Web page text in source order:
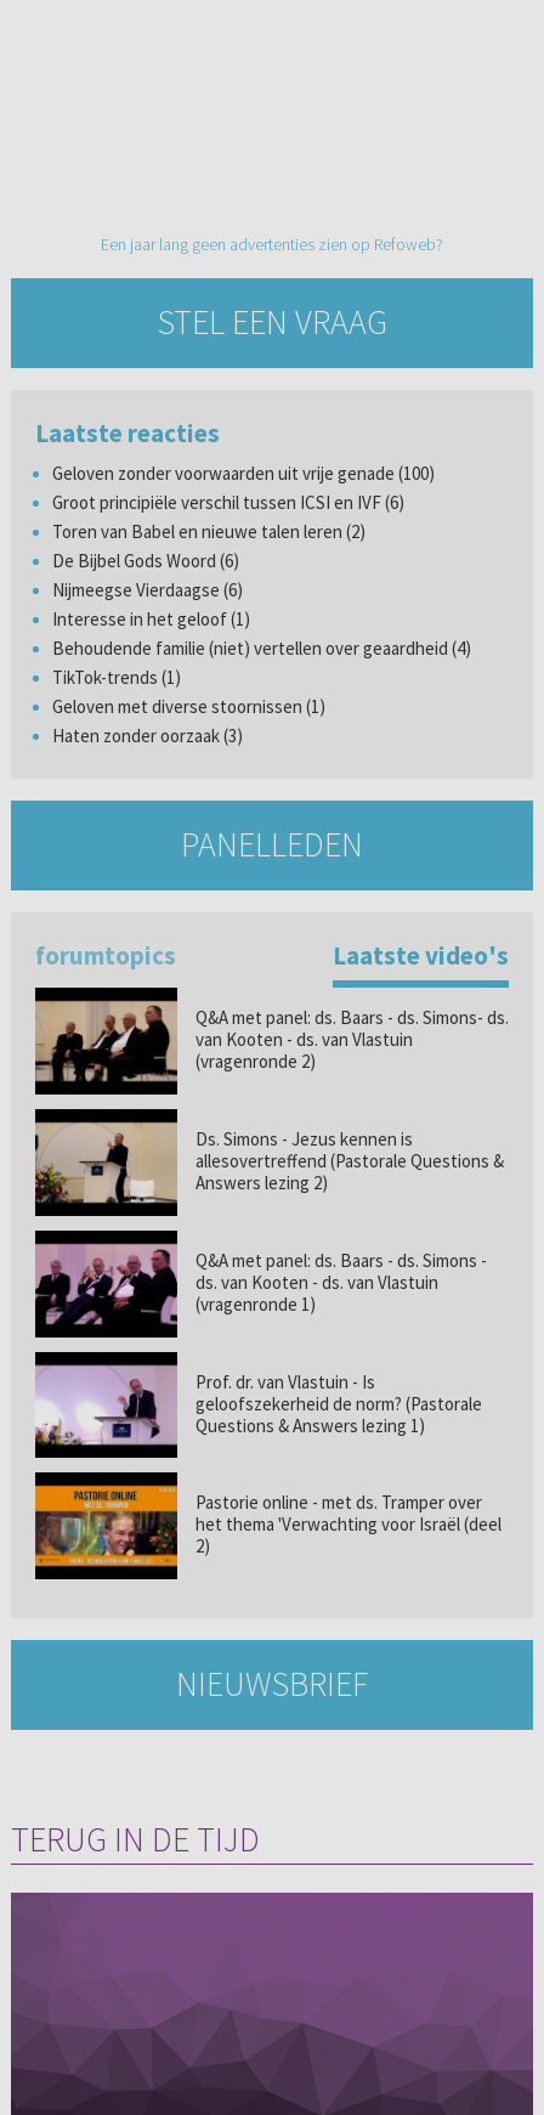
Een jaar lang geen advertenties zien op Refoweb?
STEL EEN VRAAG
Laatste reacties
Geloven zonder voorwaarden uit vrije genade (100)
Groot principiële verschil tussen ICSI en IVF (6)
Toren van Babel en nieuwe talen leren (2)
De Bijbel Gods Woord (6)
Nijmeegse Vierdaagse (6)
Interesse in het geloof (1)
Behoudende familie (niet) vertellen over geaardheid (4)
TikTok-trends (1)
Geloven met diverse stoornissen (1)
Haten zonder oorzaak (3)
PANELLEDEN
forumtopics Laatste video's
Q&A met panel: ds. Baars - ds. Simons- ds.
van Kooten - ds. van Vlastuin
(vragenronde 2)
Ds. Simons - Jezus kennen is
allesovertreffend (Pastorale Questions &
Answers lezing 2)
Q&A met panel: ds. Baars - ds. Simons -
ds. van Kooten - ds. van Vlastuin
(vragenronde 1)
Prof. dr. van Vlastuin - Is
geloofszekerheid de norm? (Pastorale
Questions & Answers lezing 1)
Pastorie online - met ds. Tramper over
het thema 'Verwachting voor Israël (deel
2)
NIEUWSBRIEF
TERUG IN DE TIJD